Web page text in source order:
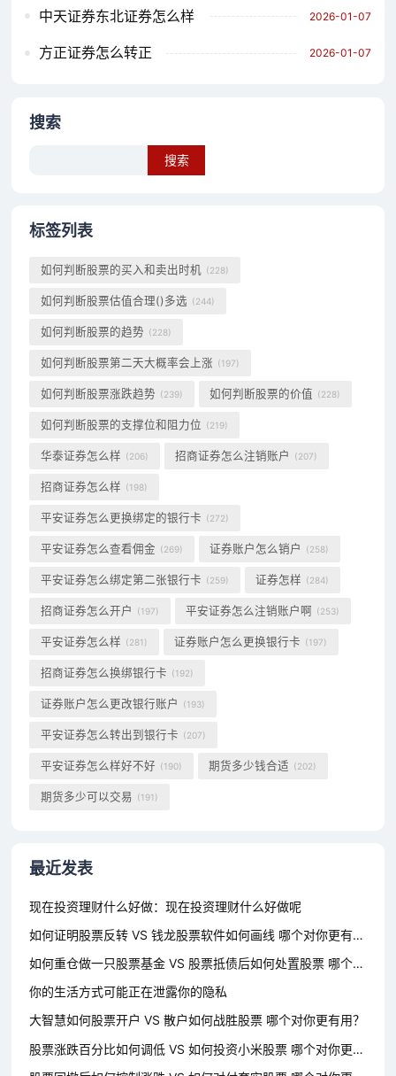
中天证券东北证券怎么样 2026-01-07
方正证券怎么转正 2026-01-07
搜索
标签列表
如何判断股票的买入和卖出时机 (228)
如何判断股票估值合理()多选 (244)
如何判断股票的趋势 (228)
如何判断股票第二天大概率会上涨 (197)
如何判断股票涨跌趋势 (239) 如何判断股票的价值 (228)
如何判断股票的支撑位和阻力位 (219)
华泰证券怎么样 (206) 招商证券怎么注销账户 (207)
招商证券怎么样 (198)
平安证券怎么更换绑定的银行卡 (272)
平安证券怎么查看佣金 (269) 证券账户怎么销户 (258)
平安证券怎么绑定第二张银行卡 (259) 证券怎样 (284)
招商证券怎么开户 (197) 平安证券怎么注销账户啊 (253)
平安证券怎么样 (281) 证券账户怎么更换银行卡 (197)
招商证券怎么换绑银行卡 (192)
证券账户怎么更改银行账户 (193)
平安证券怎么转出到银行卡 (207)
平安证券怎么样好不好 (190) 期货多少钱合适 (202)
期货多少可以交易 (191)
最近发表
现在投资理财什么好做：现在投资理财什么好做呢
如何证明股票反转 VS 钱龙股票软件如何画线 哪个对你更有用？
如何重仓做一只股票基金 VS 股票抵债后如何处置股票 哪个对你更有用？
你的生活方式可能正在泄露你的隐私
大智慧如何股票开户 VS 散户如何战胜股票 哪个对你更有用？
股票涨跌百分比如何调低 VS 如何投资小米股票 哪个对你更有用？